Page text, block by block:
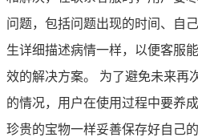
问题，包括问题出现的时间、自
生详细描述病情一样，以便客服
效的解决方案。 为了避免未来再
的情况，用户在使用过程中要养
珍贵的宝物一样妥善保存好自己